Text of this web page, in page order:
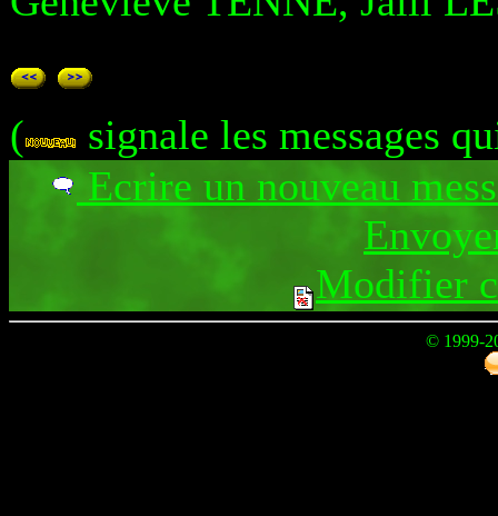
(
signale les messages
Ecrire un nouveau
Modifier
© 1999-